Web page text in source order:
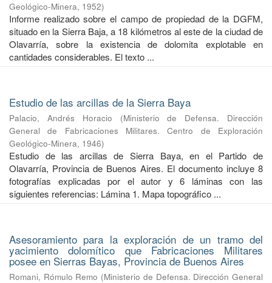
Geológico-Minera, 1952)
Informe realizado sobre el campo de propiedad de la DGFM,
situado en la Sierra Baja, a 18 kilómetros al este de la ciudad de
Olavarría, sobre la existencia de dolomita explotable en
cantidades considerables. El texto ...
Estudio de las arcillas de la Sierra Baya
Palacio, Andrés Horacio (Ministerio de Defensa. Dirección
General de Fabricaciones Militares. Centro de Exploración
Geológico-Minera, 1946)
Estudio de las arcillas de Sierra Baya, en el Partido de
Olavarría, Provincia de Buenos Aires. El documento incluye 8
fotografías explicadas por el autor y 6 láminas con las
siguientes referencias: Lámina 1. Mapa topográfico ...
Asesoramiento para la exploración de un tramo del
yacimiento dolomítico que Fabricaciones Militares
posee en Sierras Bayas, Provincia de Buenos Aires
Romani, Rómulo Remo (Ministerio de Defensa. Dirección General